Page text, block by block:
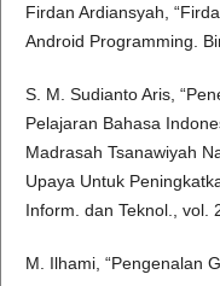
Firdan Ardiansyah,
Android Programming.
S. M. Sudianto Aris,
Pelajaran Bahasa
Madrasah Tsanawiyah
Upaya Untuk
Inform. dan Teknol., vol.
M. Ilhami, “Pengenalan